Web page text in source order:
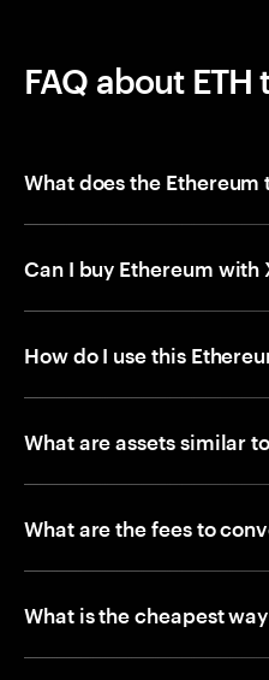
FAQ about ETH
What does the Ethereum
Can I buy Ethereum with
How do I use this
What are assets similar
What are the fees to
What is the cheapest